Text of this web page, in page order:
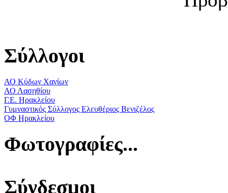
Σύλλογοι
ΑΟ Κύδων Χανίων
ΑΟ Λασηθίου
Γ.Ε. Ηρακλείου
Γυμναστικός Σύλλογος Ελευθέριος Βενιζέλος
ΟΦ Ηρακλείου
Φωτογραφίες...
Σύνδεσμοι